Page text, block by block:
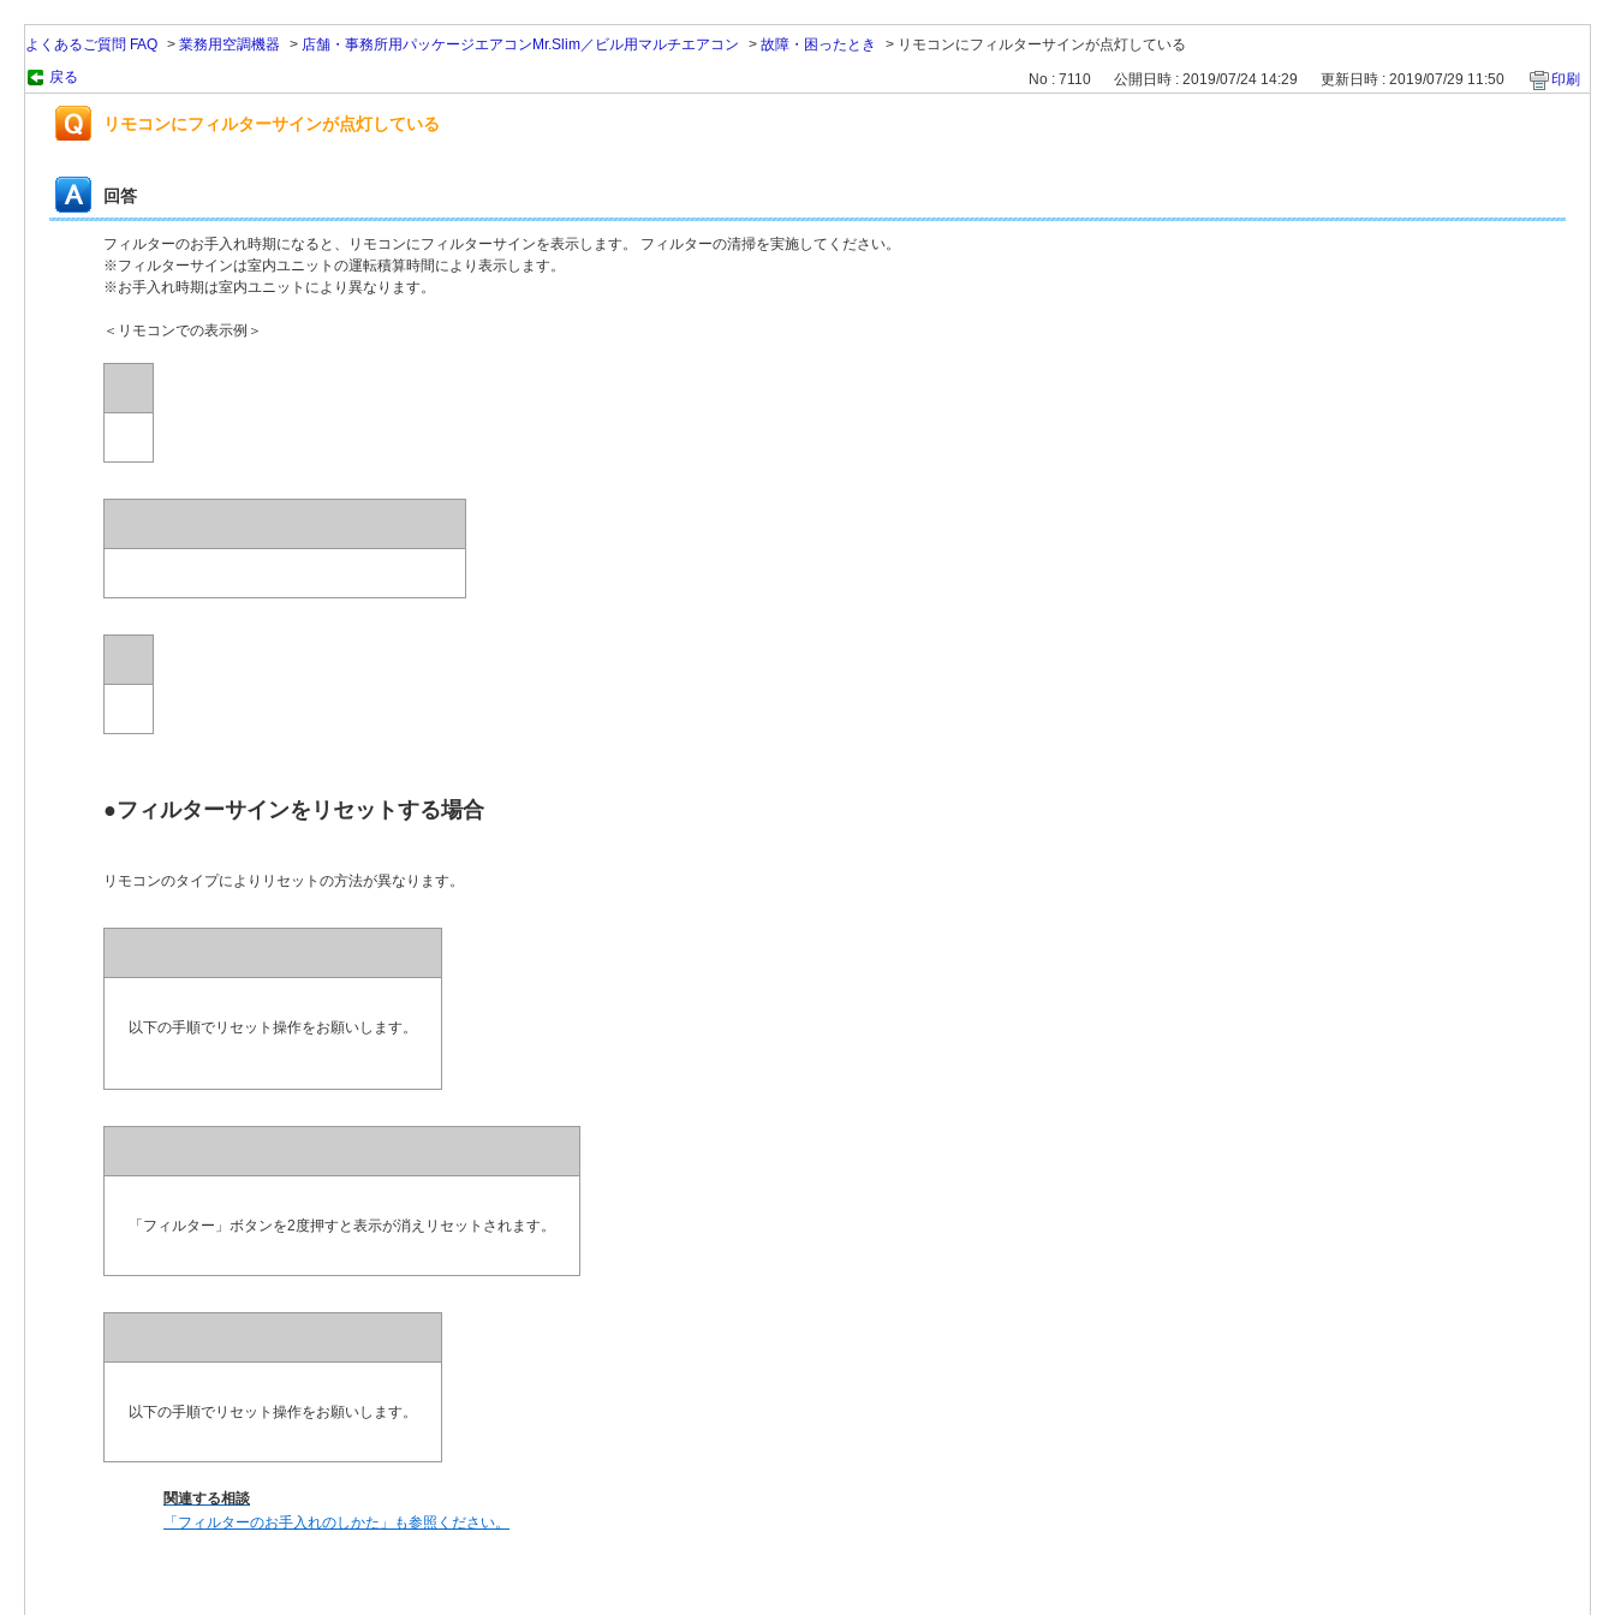
よくあるご質問 FAQ > 業務用空調機器 > 店舗・事務所用パッケージエアコンMr.Slim／ビル用マルチエアコン > 故障・困ったとき > リモコンにフィルターサインが点灯している
戻る
No : 7110 公開日時 : 2019/07/24 14:29 更新日時 : 2019/07/29 11:50 印刷
リモコンにフィルターサインが点灯している
回答
フィルターのお手入れ時期になると、リモコンにフィルターサインを表示します。 フィルターの清掃を実施してください。
※フィルターサインは室内ユニットの運転積算時間により表示します。
※お手入れ時期は室内ユニットにより異なります。
＜リモコンでの表示例＞
●フィルターサインをリセットする場合
リモコンのタイプによりリセットの方法が異なります。
以下の手順でリセット操作をお願いします。
「フィルター」ボタンを2度押すと表示が消えリセットされます。
以下の手順でリセット操作をお願いします。
関連する相談
「フィルターのお手入れのしかた」も参照ください。